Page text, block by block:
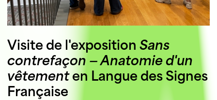
Visite de l'exposition Sans
contrefaçon — Anatomie d'un
vêtementen Langue des Signes
Française